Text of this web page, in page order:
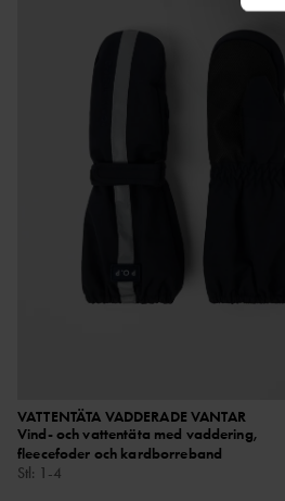
VATTENTÄTA VADDERADE VANTAR
Vind- och vattentäta med vaddering,
fleecefoder och kardborreband
Stl: 1-4